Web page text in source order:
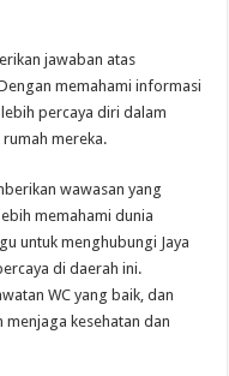
jawaban atas
memahami informasi
percaya diri dalam
mereka.
wawasan yang
memahami dunia
untuk menghubungi Jaya
di daerah ini.
WC yang baik, dan
kesehatan dan